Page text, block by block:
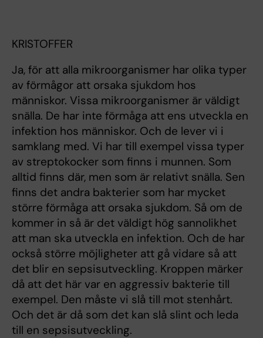
KRISTOFFER
Ja, för att alla mikroorganismer har olika typer
av förmågor att orsaka sjukdom hos
människor. Vissa mikroorganismer är väldigt
snälla. De har inte förmåga att ens utveckla en
infektion hos människor. Och de lever vi i
samklang med. Vi har till exempel vissa typer
av streptokocker som finns i munnen. Som
alltid finns där, men som är relativt snälla. Sen
finns det andra bakterier som har mycket
större förmåga att orsaka sjukdom. Så om de
kommer in så är det väldigt hög sannolikhet
att man ska utveckla en infektion. Och de har
också större möjligheter att gå vidare så att
det blir en sepsisutveckling. Kroppen märker
då att det här var en aggressiv bakterie till
exempel. Den måste vi slå till mot stenhårt.
Och det är då som det kan slå slint och leda
till en sepsisutveckling.